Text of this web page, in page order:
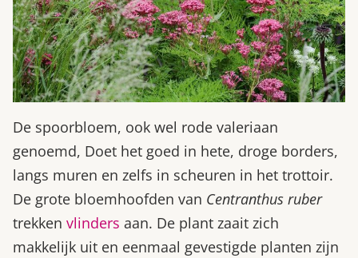
De spoorbloem, ook wel rode valeriaan
genoemd, Doet het goed in hete, droge borders,
langs muren en zelfs in scheuren in het trottoir.
De grote bloemhoofden van Centranthus ruber
trekken vlinders aan. De plant zaait zich
makkelijk uit en eenmaal gevestigde planten zijn